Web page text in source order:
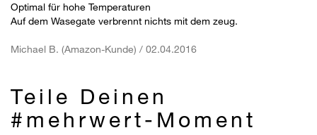
Optimal für hohe Temperaturen
Auf dem Wasegate verbrennt nichts mit dem zeug.
Michael B. (Amazon-Kunde) / 02.04.2016
Teile Deinen
#mehrwert-Moment